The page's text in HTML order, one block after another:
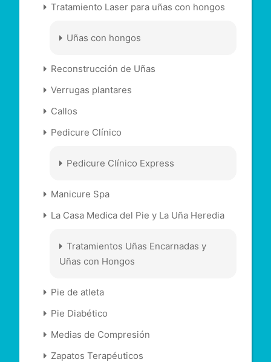
Tratamiento Laser para uñas con hongos
Uñas con hongos
Reconstrucción de Uñas
Verrugas plantares
Callos
Pedicure Clínico
Pedicure Clínico Express
Manicure Spa
La Casa Medica del Pie y La Uña Heredia
Tratamientos Uñas Encarnadas y
Uñas con Hongos
Pie de atleta
Pie Diabético
Medias de Compresión
Zapatos Terapéuticos